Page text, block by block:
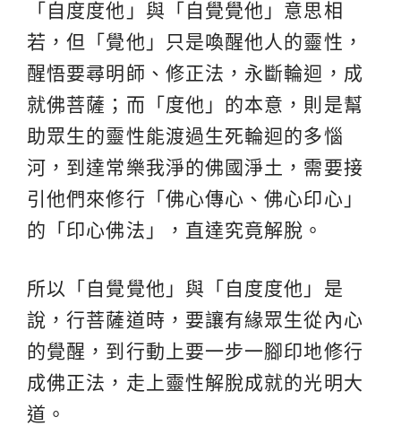
「自度度他」與「自覺覺他」意思相
若，但「覺他」只是喚醒他人的靈性，
醒悟要尋明師、修正法，永斷輪迴，成
就佛菩薩；而「度他」的本意，則是幫
助眾生的靈性能渡過生死輪迴的多惱
河，到達常樂我淨的佛國淨土，需要接
引他們來修行「佛心傳心、佛心印心」
的「印心佛法」，直達究竟解脫。
所以「自覺覺他」與「自度度他」是
說，行菩薩道時，要讓有緣眾生從內心
的覺醒，到行動上要一步一腳印地修行
成佛正法，走上靈性解脫成就的光明大
道。